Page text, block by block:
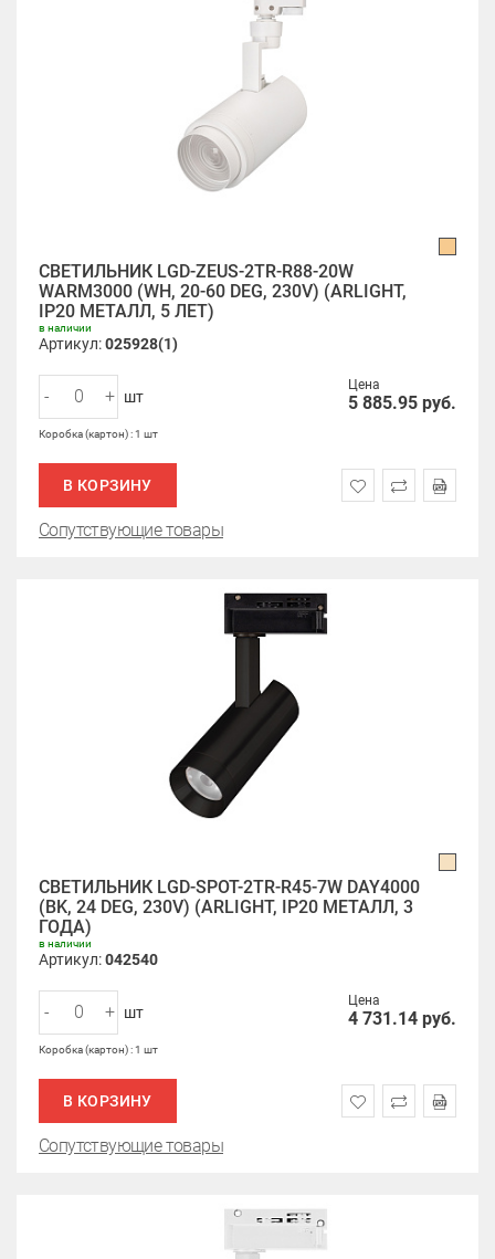
СВЕТИЛЬНИК LGD-ZEUS-2TR-R88-20W
WARM3000 (WH, 20-60 DEG, 230V) (ARLIGHT,
IP20 МЕТАЛЛ, 5 ЛЕТ)
в наличии
Артикул:025928(1)
Цена
5 885.95 руб.
- + шт
Коробка (картон) : 1 шт
В КОРЗИНУ
Сопутствующие товары
СВЕТИЛЬНИК LGD-SPOT-2TR-R45-7W DAY4000
(BK, 24 DEG, 230V) (ARLIGHT, IP20 МЕТАЛЛ, 3
ГОДА)
в наличии
Артикул:042540
Цена
4 731.14 руб.
- + шт
Коробка (картон) : 1 шт
В КОРЗИНУ
Сопутствующие товары